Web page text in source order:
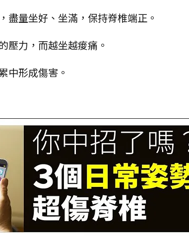
盡量坐好、坐滿，保持脊椎端正。
壓力，而越坐越痠痛。
中形成傷害。